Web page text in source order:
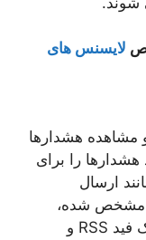
لایسنس های
و مشاهده هشدارها
هشدارها را برای
ارسال
مشخص شده،
، هشدار به یک فید RSS و